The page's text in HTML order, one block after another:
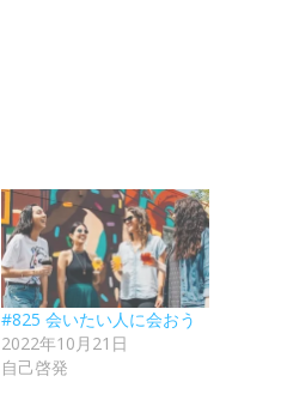
#825 会いたい人に会おう
2022年10月21日
自己啓発